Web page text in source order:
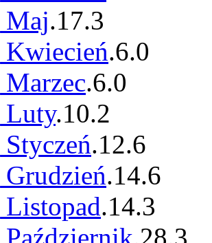
Maj.17.3
Kwiecień.6.0
.6.0
Luty.10.2
.12.6
.14.6
.14.3